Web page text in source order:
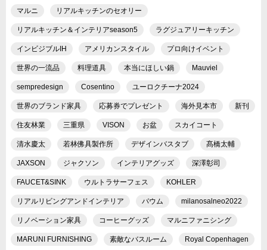
マルニ リアルキッチンのセオリー
リアルキッチン＆インテリアseason5 ラグジュアリーキッチン
インビジブルIH アメリカンスタイル プロ向けイベント
世界の一流品 料理道具 本当にほしい鍋 Mauviel
sempredesign Cosentino ユーロクチーナ2024
世界のブランド家具 応募券でプレゼント 海外見本市 新刊
住友林業 三重県 VISON お盆 スカイコート
清水慶太 若林佛具製作所 デザインバスタブ 髙橋太輔
JAXSON ジャクソン インテリアグッズ 深澤彰司
FAUCET&SINK ウルトラサーフェス KOHLER
リアルリビングアンドインテリア バウム milanosalneo2022
リノベーション家具 コーヒーグッズ マルニファニシング
MARUNI FURNISHING 素敵なバスルーム Royal Copenhagen